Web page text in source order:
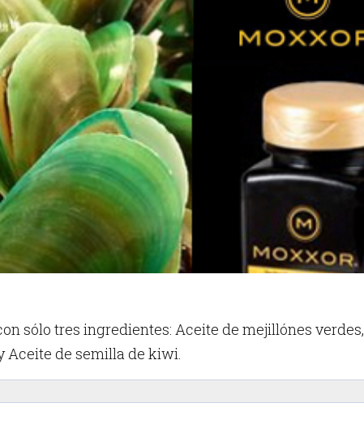
sólo tres ingredientes: Aceite de mejillónes verdes,
Aceite de semilla de kiwi.